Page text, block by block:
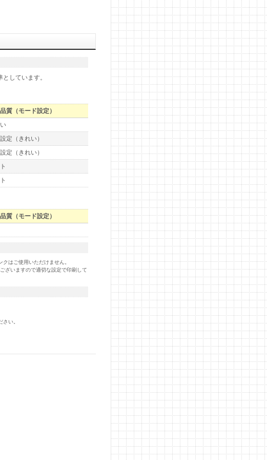
しています。
質（モード設定）
定（きれい）
定（きれい）
質（モード設定）
はご使用いただけません。
ざいますので適切な設定で印刷して
い。